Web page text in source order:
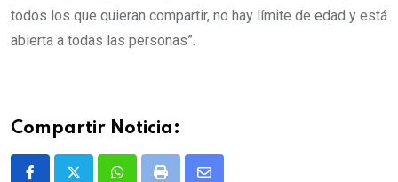
todos los que quieran compartir, no hay límite de edad y está
abierta a todas las personas”.
Compartir Noticia: